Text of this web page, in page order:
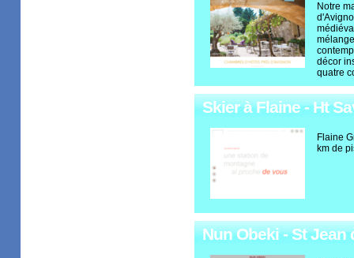
Notre
décor
quatre
Skier à Flaine - Ht
Flaine
km de
Nun Obeki - St Jean